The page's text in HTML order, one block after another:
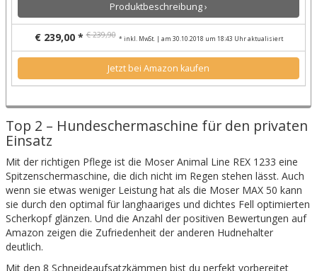
Produktbeschreibung ›
€ 239,00 * € 239,90 * inkl. MwSt. | am 30.10.2018 um 18:43 Uhr aktualisiert
Jetzt bei Amazon kaufen
Top 2 – Hundeschermaschine für den privaten
Einsatz
Mit der richtigen Pflege ist die Moser Animal Line REX 1233 eine
Spitzenschermaschine, die dich nicht im Regen stehen lässt. Auch
wenn sie etwas weniger Leistung hat als die Moser MAX 50 kann
sie durch den optimal für langhaariges und dichtes Fell optimierten
Scherkopf glänzen. Und die Anzahl der positiven Bewertungen auf
Amazon zeigen die Zufriedenheit der anderen Hudnehalter
deutlich.
Mit den 8 Schneideaufsatzkämmen bist du perfekt vorbereitet